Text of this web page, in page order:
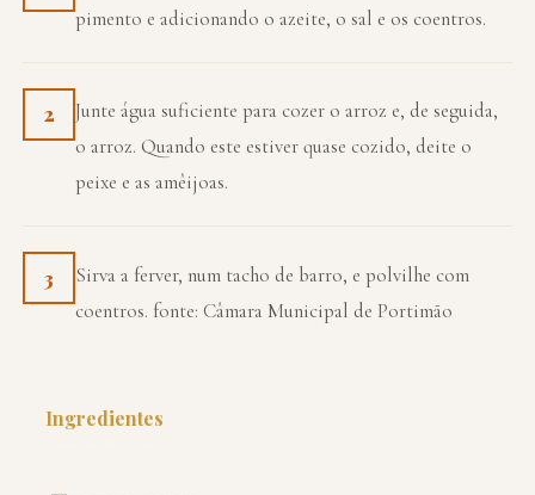
pimento e adicionando o azeite, o sal e os coentros.
2
Junte água suficiente para cozer o arroz e, de seguida,
o arroz. Quando este estiver quase cozido, deite o
peixe e as amêijoas.
3
Sirva a ferver, num tacho de barro, e polvilhe com
coentros. fonte: Câmara Municipal de Portimão
Ingredientes